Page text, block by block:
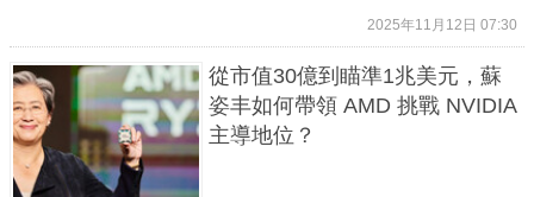
2025年11月12日 07:30
從市值30億到瞄準1兆美元，蘇
姿丰如何帶領 AMD 挑戰 NVIDIA
主導地位？